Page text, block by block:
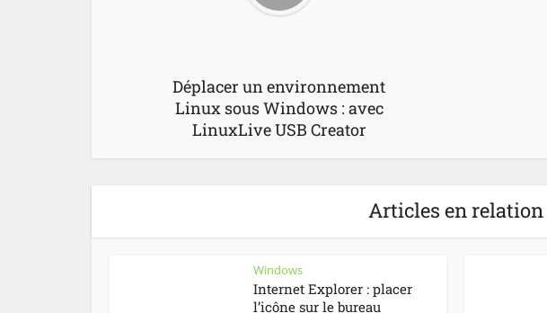
Déplacer un environnement
Linux sous Windows : avec
LinuxLive USB Creator
Articles en relation
Windows
Internet Explorer : placer
l’icône sur le bureau